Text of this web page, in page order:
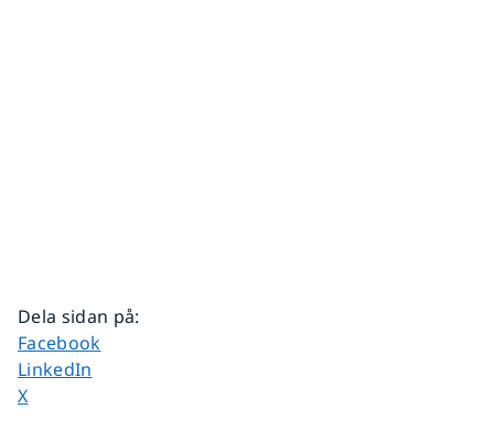
Dela sidan på:
Dela sidan på
Facebook
Dela sidan på
LinkedIn
Dela sidan på
X